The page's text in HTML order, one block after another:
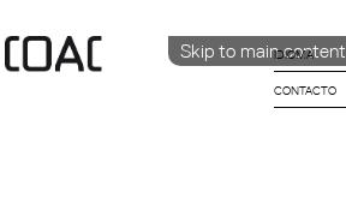
Skip to main content
IDIOMA
CATALÀ
CONTACTO